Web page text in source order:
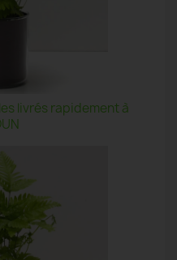
livrés rapidement à